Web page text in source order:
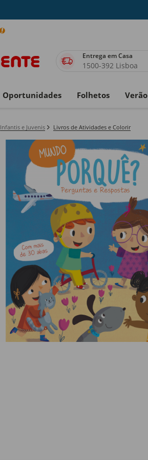
Entrega em Casa
1500-392 Lisboa
Oportunidades Folhetos Verão
Infantis e Juvenis Livros de Atividades e Colorir